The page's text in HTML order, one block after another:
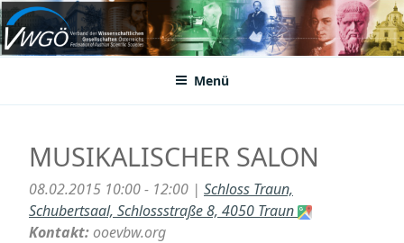
Zum
Inhalt
springenVWGÖ
Federation of Austrian Scientific Societies
Menü
MUSIKALISCHER SALON
08.02.2015 10:00 - 12:00 | Schloss Traun,
Schubertsaal, Schlossstraße 8, 4050 Traun
Kontakt:ooevbw.org